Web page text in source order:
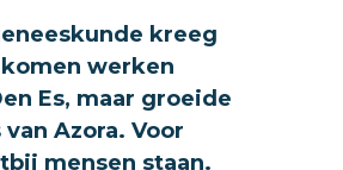
kreeg
werken
Es, maar groeide
Azora. Voor
mensen staan.